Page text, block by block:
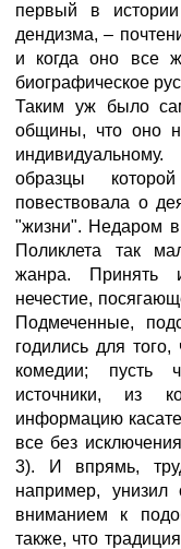
первый в истории
дендизма, –
и когда оно все
биографическое
Таким уж было
общины, что оно
образцы
повествовала о
"жизни". Недаром в
Поликлета так
жанра. Принять
нечестие,
Подмеченные,
годились для
комедии; пусть
источники, из
информацию
все без
3). И впрямь,
например, унизил
вниманием к
также, что